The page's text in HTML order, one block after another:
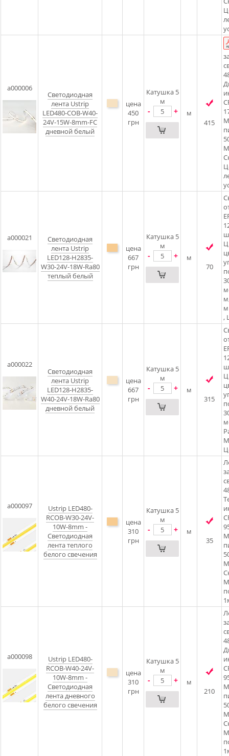
a000006
Светодиодная
лента Ustrip
LED480-COB-W40-
24V-15W-8mm-FC
дневной белый
цена
450
грн
Катушка 5
м
- +
м
415
a000021
Светодиодная
лента Ustrip
LED128-H2835-
W30-24V-18W-Ra80
теплый белый
цена
667
грн
Катушка 5
м
- +
м
70
,
a000022
Светодиодная
лента Ustrip
LED128-H2835-
W40-24V-18W-Ra80
дневной белый
цена
667
грн
Катушка 5
м
- +
м
315
a000097
Ustrip LED480-
RCOB-W30-24V-
10W-8mm -
Светодиодная
лента теплого
белого свечения
цена
310
грн
Катушка 5
м
- +
м
35
a000098
Ustrip LED480-
RCOB-W40-24V-
10W-8mm -
Светодиодная
лента дневного
белого свечения
цена
310
грн
Катушка 5
м
- +
м
210